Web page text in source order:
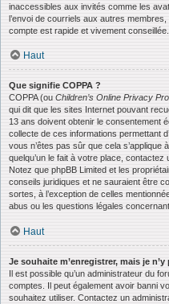
inaccessibles aux invités comme les
l’envoi de courriels aux autres
compte est rapide et vivement conseillée.
Haut
Que signifie COPPA ?
COPPA (ou Children’s Online Privacy
qui dit que les sites Internet pouvant
13 ans doivent obtenir le consentement
collecte de ces informations permettant
vous n’êtes pas sûr que cela
quelqu’un le fait à votre place,
Notez que phpBB Limited et les
conseils juridiques et ne sauraient être
sortes, à l’exception de celles
abus ou les questions légales
Haut
Je souhaite m’enregistrer, mais je n’y
Il est possible qu’un administrateur du
comptes. Il peut également avoir banni
souhaitez utiliser. Contactez un